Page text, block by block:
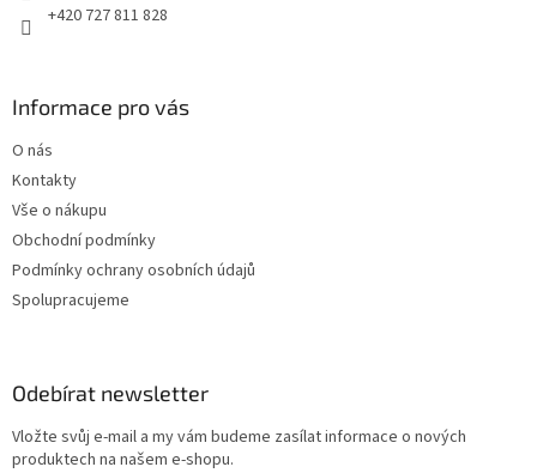
+420 727 811 828
Informace pro vás
O nás
Kontakty
Vše o nákupu
Obchodní podmínky
Podmínky ochrany osobních údajů
Spolupracujeme
Odebírat newsletter
Vložte svůj e-mail a my vám budeme zasílat informace o nových
produktech na našem e-shopu.